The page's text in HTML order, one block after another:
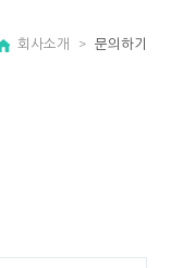
회사소개 문의하기